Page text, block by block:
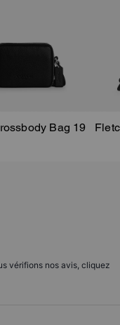
Bag 19
vérifions nos avis, cliquez